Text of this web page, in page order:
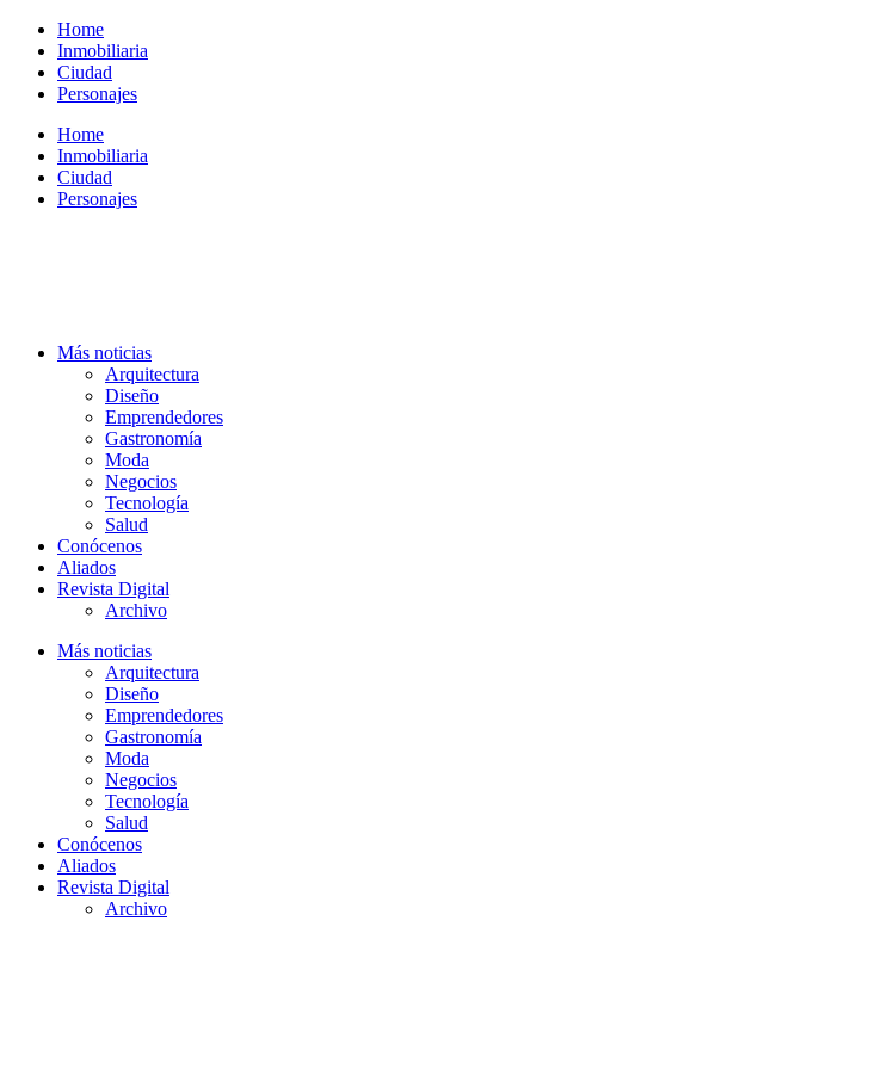
contenido
Home
Inmobiliaria
Ciudad
Personajes
Home
Inmobiliaria
Ciudad
Personajes
Más noticias
Arquitectura
Diseño
Emprendedores
Gastronomía
Moda
Negocios
Tecnología
Salud
Conócenos
Aliados
Revista Digital
Archivo
Más noticias
Arquitectura
Diseño
Emprendedores
Gastronomía
Moda
Negocios
Tecnología
Salud
Conócenos
Aliados
Revista Digital
Archivo